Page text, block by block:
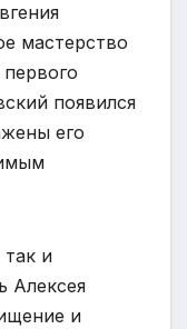
мастерство
появился
его
так и
Алексея
и